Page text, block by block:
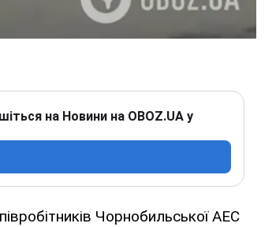
на Новини на OBOZ.UA у
Чорнобильської АЕС